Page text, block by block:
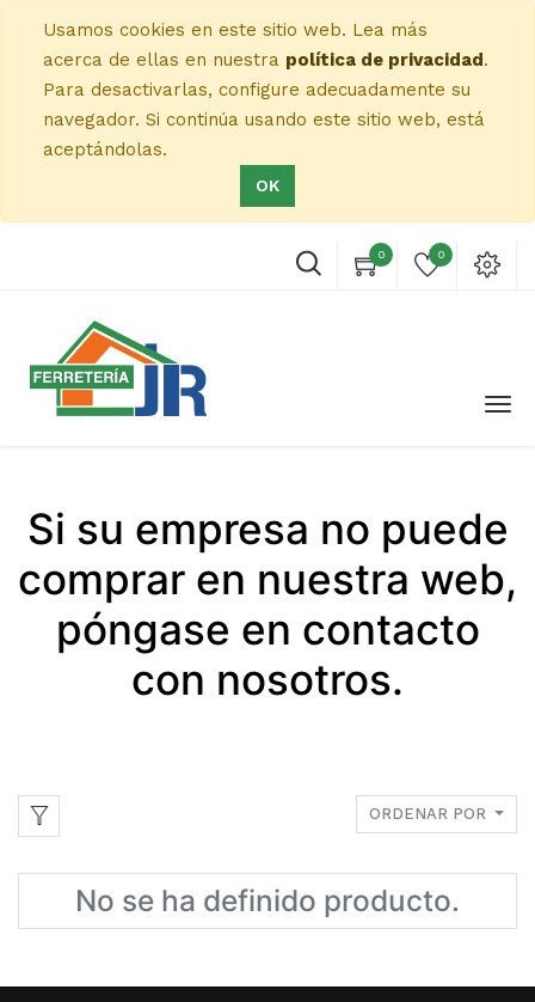
Usamos cookies en este sitio web. Lea más
acerca de ellas en nuestra política de privacidad.
Para desactivarlas, configure adecuadamente su
navegador. Si continúa usando este sitio web, está
aceptándolas.
OK
0 0
Si su empresa no puede
comprar en nuestra web,
póngase en contacto
con nosotros.
ORDENAR POR
No se ha definido producto.